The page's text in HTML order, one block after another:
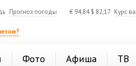
Прогноз погоды € 94,84$ 82,17 Курс
Фото Афиша ТВ